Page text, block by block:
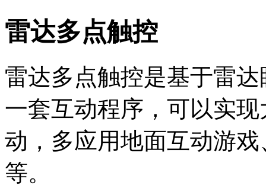
雷达多点触控
雷达多点触控是基于雷
一套互动程序，可以实
动，多应用地面互动游
等。